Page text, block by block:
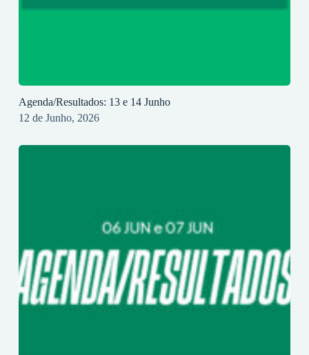
Agenda/Resultados: 13 e 14 Junho
12 de Junho, 2026